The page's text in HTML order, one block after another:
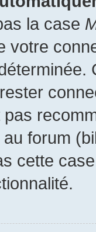
la case
votre
pas
forum
cette